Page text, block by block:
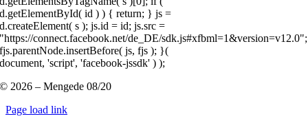
d.getElementById( id ) ) { return; } js =
d.createElement( s ); js.id = id; js.src =
"https://connect.facebook.net/de_DE/sdk.js#xfbml=1&version=v12.0";
fjs.parentNode.insertBefore( js, fjs ); }(
document, 'script', 'facebook-jssdk' ) );
© 2026 – Mengede 08/20
Page load link